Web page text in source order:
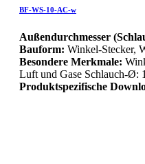
BF-WS-10-AC-w
Außendurchmesser
Bauform: Winkel-Stecker,
Besondere Merkmale:
Luft und Gase Schlauch-
Produktspezifische